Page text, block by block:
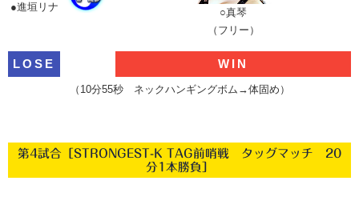
●進垣リナ
○真琴
（フリー）
LOSE WIN
（10分55秒 ネックハンギングボム→体固め）
第4試合［STRONGEST-K TAG前哨戦 タッグマッチ 20
分1本勝負］